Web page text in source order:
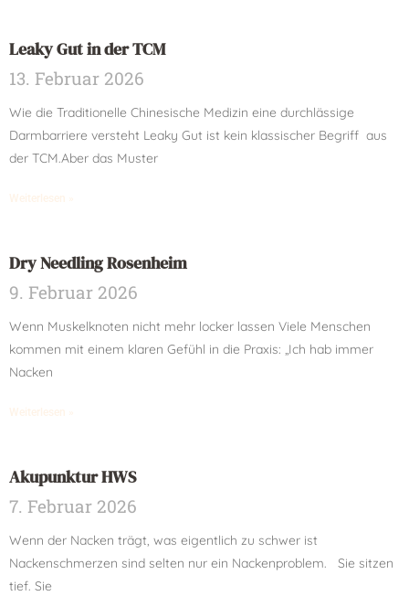
Leaky Gut in der TCM
13. Februar 2026
Wie die Traditionelle Chinesische Medizin eine durchlässige
Darmbarriere versteht Leaky Gut ist kein klassischer Begriff aus
der TCM.Aber das Muster
Weiterlesen »
Dry Needling Rosenheim
9. Februar 2026
Wenn Muskelknoten nicht mehr locker lassen Viele Menschen
kommen mit einem klaren Gefühl in die Praxis: „Ich hab immer
Nacken
Weiterlesen »
Akupunktur HWS
7. Februar 2026
Wenn der Nacken trägt, was eigentlich zu schwer ist
Nackenschmerzen sind selten nur ein Nackenproblem. Sie sitzen
tief. Sie